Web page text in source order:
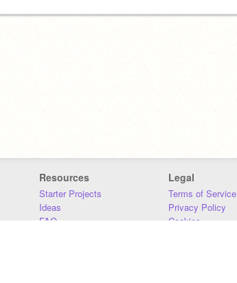
Resources
Starter Projects
Ideas
FAQ
Legal
Terms of Service
Privacy Policy
Cookies